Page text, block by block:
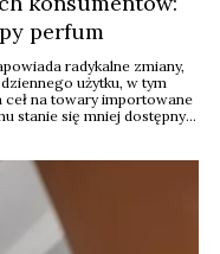
perfum
radykalne zmiany,
użytku, w tym
ceł na towary importowane
stanie się mniej dostępny